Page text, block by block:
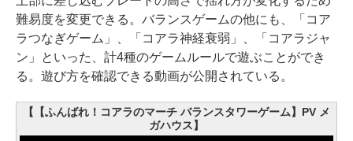
難易度を変更できる。バランスゲームの他にも、「コア
ラつなぎゲーム」、「コアラ神経衰弱」、「コアラジャ
ン」といった、計4種のゲームルールで遊ぶことができ
る。遊び方を確認できる動画が公開されている。
【【ふんばれ！コアラのマーチ バランスタワーゲーム】PV メ
ガハウス】